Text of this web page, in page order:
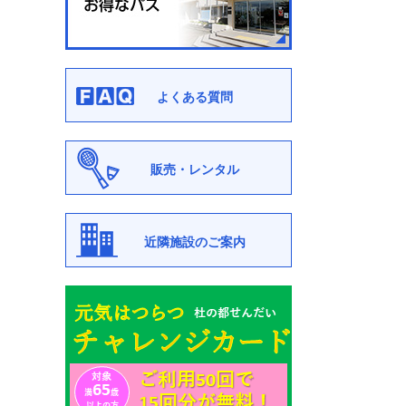
よくある質問
販売・レンタル
近隣施設のご案内